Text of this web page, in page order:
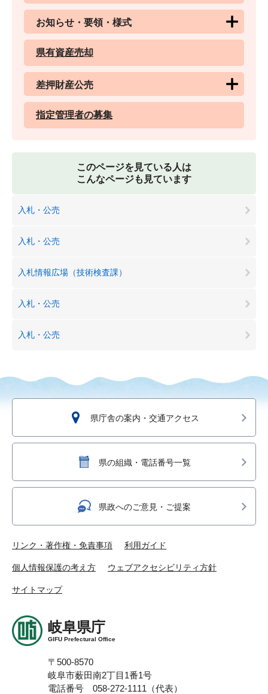
お知らせ・要領・様式
県有資産売却
差押財産公売
指定管理者の募集
このページを見ている人は
こんなページも見ています
入札・公売
入札・公売
入札情報広場（技術検査課）
入札・公売
入札・公売
県庁舎の案内・交通アクセス
県の組織・電話番号一覧
県政へのご意見・ご提案
リンク・著作権・免責事項 利用ガイド
個人情報保護の考え方 ウェブアクセシビリティ方針
サイトマップ
岐阜県庁
GIFU Prefectural Office
〒500-8570
岐阜市薮田南2丁目1番1号
電話番号 058-272-1111（代表）